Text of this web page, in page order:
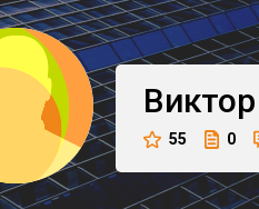
Виктор
55 0